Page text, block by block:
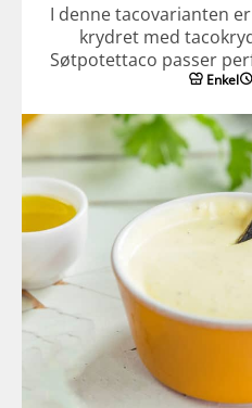
I denne tacovarianten
krydret med
Søtpotettaco passer
Enkel